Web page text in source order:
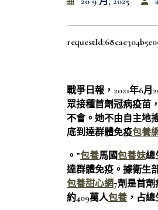
戰爭日報，2021年6月
眾接種首劑冠病疫苗
不會。她不由自主地
底到達群體免疫包養
。”包養馬國包養妹總
達群體免疫。據衛生
包養甜心網7劑是首劑
約409萬人包養 ，占